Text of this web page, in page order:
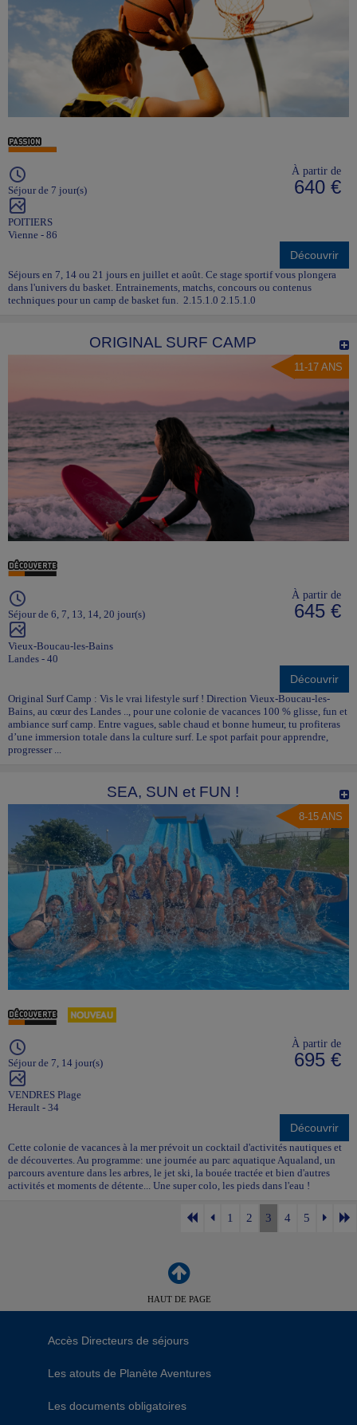
Séjour de 7 jour(s)
POITIERS
Vienne - 86
À partir de
640 €
Découvrir
Séjours en 7, 14 ou 21 jours en juillet et août. Ce stage sportif vous plongera
dans l'univers du basket. Entrainements, matchs, concours ou contenus
techniques pour un camp de basket fun. 2.15.1.0 2.15.1.0
ORIGINAL SURF CAMP
11-17 ANS
Séjour de 6, 7, 13, 14, 20 jour(s)
Vieux-Boucau-les-Bains
Landes - 40
À partir de
645 €
Découvrir
Original Surf Camp : Vis le vrai lifestyle surf ! Direction Vieux-Boucau-les-
Bains, au cœur des Landes .., pour une colonie de vacances 100 % glisse, fun et
ambiance surf camp. Entre vagues, sable chaud et bonne humeur, tu profiteras
d’une immersion totale dans la culture surf. Le spot parfait pour apprendre,
progresser ...
SEA, SUN et FUN !
8-15 ANS
Séjour de 7, 14 jour(s)
VENDRES Plage
Herault - 34
À partir de
695 €
Découvrir
Cette colonie de vacances à la mer prévoit un cocktail d'activités nautiques et
de découvertes. Au programme: une journée au parc aquatique Aqualand, un
parcours aventure dans les arbres, le jet ski, la bouée tractée et bien d'autres
activités et moments de détente... Une super colo, les pieds dans l'eau !
1 2 3 4 5
HAUT DE PAGE
Accès Directeurs de séjours
Les atouts de Planète Aventures
Les documents obligatoires